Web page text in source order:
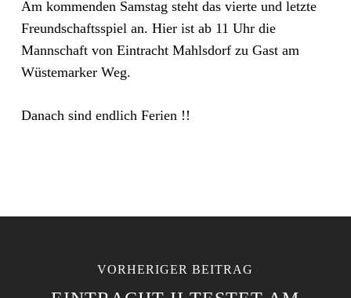
Am kommenden Samstag steht das vierte und letzte
Freundschaftsspiel an. Hier ist ab 11 Uhr die
Mannschaft von Eintracht Mahlsdorf zu Gast am
Wüstemarker Weg.
Danach sind endlich Ferien !!
VORHERIGER BEITRAG